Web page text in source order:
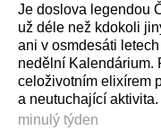
Je doslova legendou
už déle než kdokoli
ani v osmdesáti
nedělní Kalendárium.
celoživotním elixírem
a neutuchající aktivita.
minulý týden